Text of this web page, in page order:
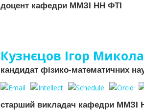
доцент кафедри ММЗІ НН ФТІ
Кузнєцов Ігор
кандидат фізико-математичних
старший викладач кафедри ММЗІ